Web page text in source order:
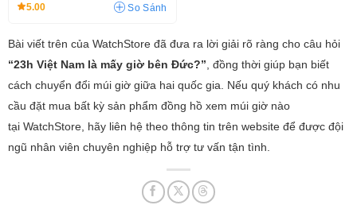
5.00 So Sánh
Bài viết trên của WatchStore đã đưa ra lời giải rõ ràng cho câu hỏi
“23h Việt Nam là mấy giờ bên Đức?” , đồng thời giúp bạn biết
cách chuyển đổi múi giờ giữa hai quốc gia. Nếu quý khách có nhu
cầu đặt mua bất kỳ sản phẩm đồng hồ xem múi giờ nào
tại WatchStore, hãy liên hệ theo thông tin trên website để được đội
ngũ nhân viên chuyên nghiệp hỗ trợ tư vấn tận tình.